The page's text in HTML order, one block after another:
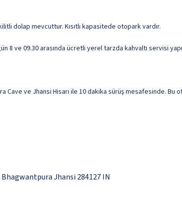
dolap mevcuttur. Kısıtlı kapasitede otopark vardır.
ve 09.30 arasında ücretli yerel tarzda kahvaltı servisi
ve Jhansi Hisarı ile 10 dakika sürüş mesafesinde. Bu
Jhansi 284127 IN